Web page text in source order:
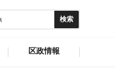
区政情報